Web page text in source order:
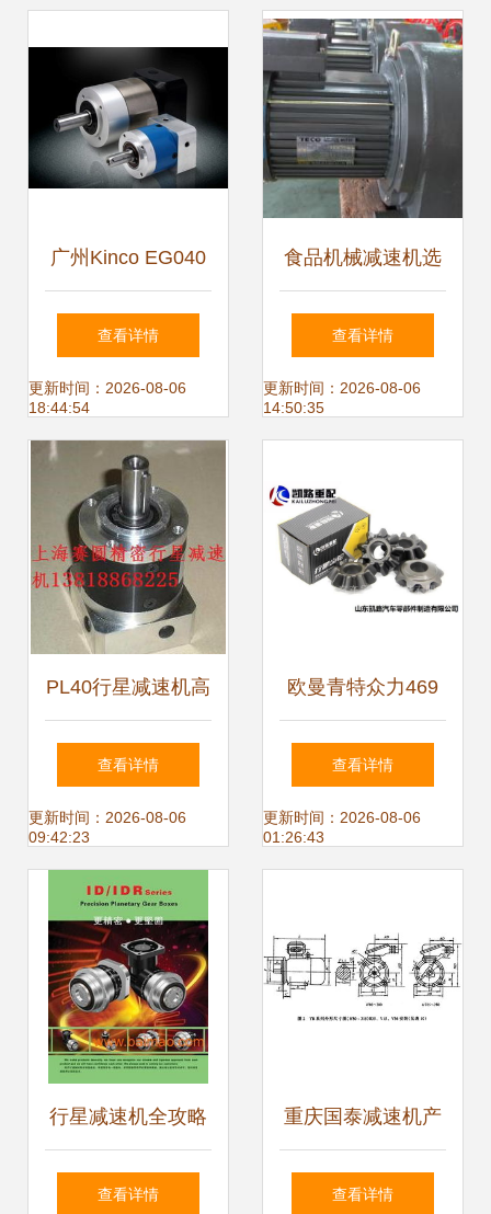
广州Kinco EG040
低背隙伺服专用减
速电机 产品规格参
数及换向器说明
查看详情
更新时间：2026-08-06
18:44:54
食品机械减速机选
购指南 价格、批发
渠道、厂家与换向
查看详情
更新时间：2026-08-06
14:50:35
PL40行星减速机高
清大图与升降设备
应用解析
查看详情
更新时间：2026-08-06
09:42:23
欧曼青特众力469
桥中桥主减速器总
成详解 型号、价
家指南
查看详情
更新时间：2026-08-06
01:26:43
行星减速机全攻略
核心用途、专业选
查看详情
重庆国泰减速机产
品技术参数概览与
查看详情